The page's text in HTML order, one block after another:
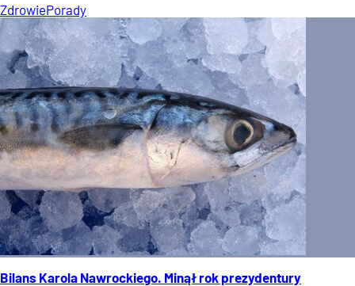
ZdrowiePorady
Bilans Karola Nawrockiego. Minął rok prezydentury